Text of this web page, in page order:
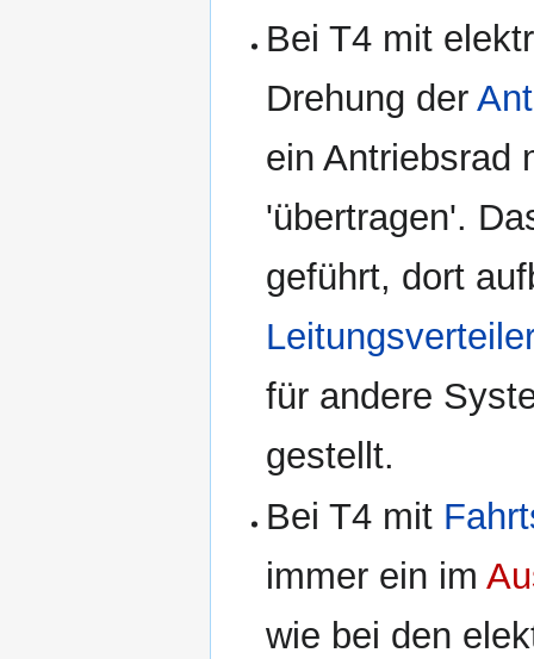
Bei T4 mit
Drehung der
ein Antriebsrad
'übertragen'.
geführt, dort
für andere
gestellt.
Bei T4 mit
immer ein im
wie bei den